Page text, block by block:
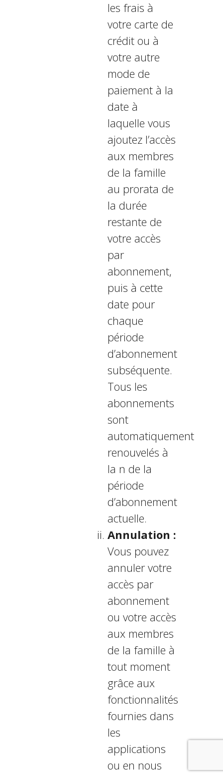
les frais à
votre carte de
crédit ou à
votre autre
mode de
paiement à la
date à
laquelle vous
ajoutez l’accès
aux membres
de la famille
au prorata de
la durée
restante de
votre accès
par
abonnement,
puis à cette
date pour
chaque
période
d’abonnement
subséquente.
Tous les
abonnements
sont
automatiquement
renouvelés à
la fin de la
période
d’abonnement
actuelle.
Annulation :
Vous pouvez
annuler votre
accès par
abonnement
ou votre accès
aux membres
de la famille à
tout moment
grâce aux
fonctionnalités
fournies dans
les
applications
ou en nous